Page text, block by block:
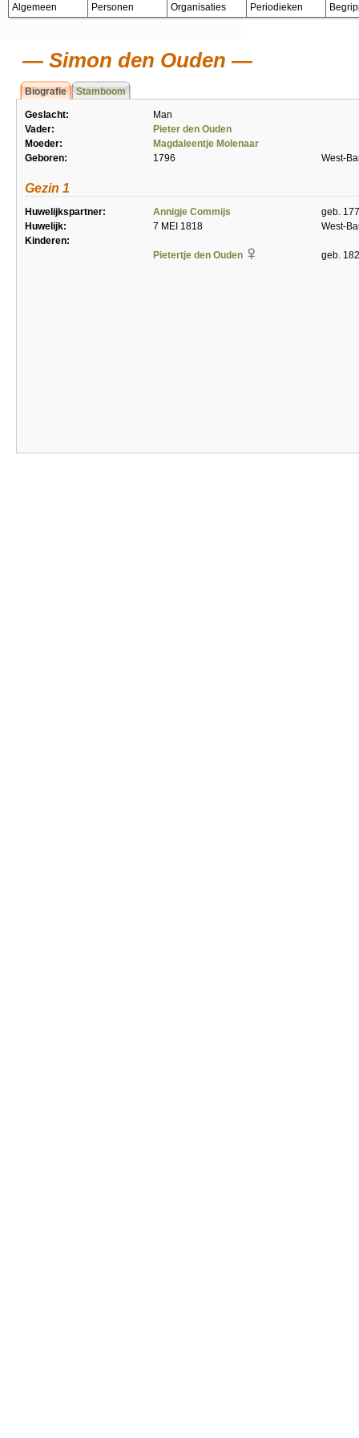
Algemeen Personen Organisaties Periodieken
Simon den Ouden
Biografie Stamboom
Geslacht:
Man
Vader:
Pieter den Ouden
Moeder:
Magdaleentje Molenaar
Geboren:
1796 West-
Gezin 1
Huwelijkspartner: Annigje Commijs
geb.
Huwelijk:
7 MEI 1818
West-
Kinderen:
Pietertje den Ouden
geb.